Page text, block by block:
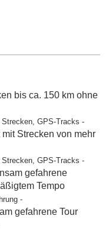
bis ca. 150 km ohne
GPS-Tracks -
Strecken von mehr
GPS-Tracks -
gefahrene
Tempo
-
gefahrene Tour